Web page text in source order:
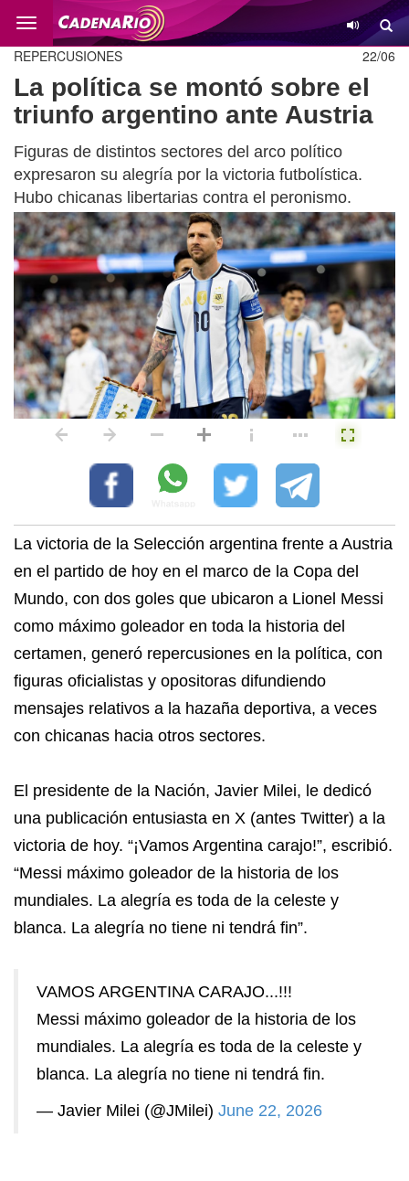
Cambio
22/06
REPERCUSIONES
La política se montó sobre el
triunfo argentino ante Austria
Figuras de distintos sectores del arco político
expresaron su alegría por la victoria futbolística.
Hubo chicanas libertarias contra el peronismo.
La victoria de la Selección argentina frente a Austria
en el partido de hoy en el marco de la Copa del
Mundo, con dos goles que ubicaron a Lionel Messi
como máximo goleador en toda la historia del
certamen, generó repercusiones en la política, con
figuras oficialistas y opositoras difundiendo
mensajes relativos a la hazaña deportiva, a veces
con chicanas hacia otros sectores.
El presidente de la Nación, Javier Milei, le dedicó
una publicación entusiasta en X (antes Twitter) a la
victoria de hoy. “¡Vamos Argentina carajo!”, escribió.
“Messi máximo goleador de la historia de los
mundiales. La alegría es toda de la celeste y
blanca. La alegría no tiene ni tendrá fin”.
VAMOS ARGENTINA CARAJO...!!!
Messi máximo goleador de la historia de los
mundiales. La alegría es toda de la celeste y
blanca. La alegría no tiene ni tendrá fin.
— Javier Milei (@JMilei) June 22, 2026